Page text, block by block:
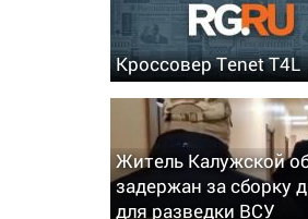
Кроссовер Tenet T4L
Житель Калужской
задержан за сборку
для разведки ВСУ